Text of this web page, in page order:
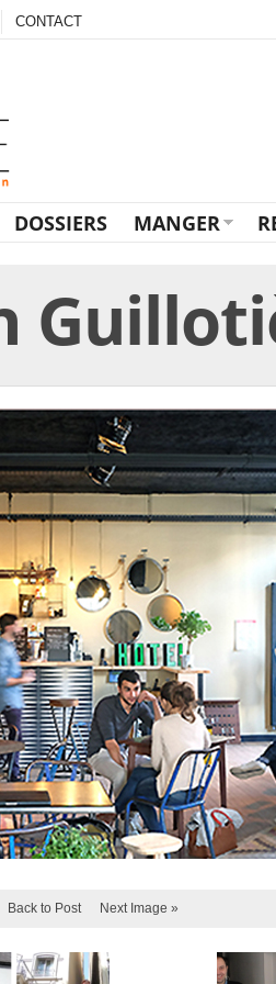
CONTACT
DOSSIERS MANGER
Back to Post Next Image »